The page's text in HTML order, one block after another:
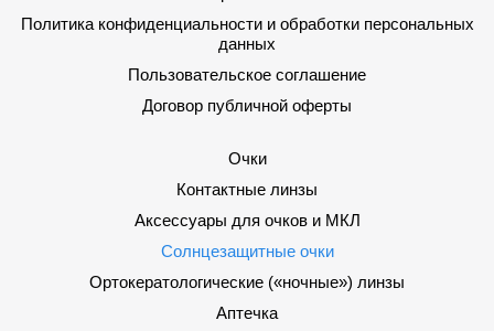
Политика конфиденциальности и обработки персональных
данных
Пользовательское соглашение
Договор публичной оферты
Очки
Контактные линзы
Аксессуары для очков и МКЛ
Солнцезащитные очки
Ортокератологические («ночные») линзы
Аптечка